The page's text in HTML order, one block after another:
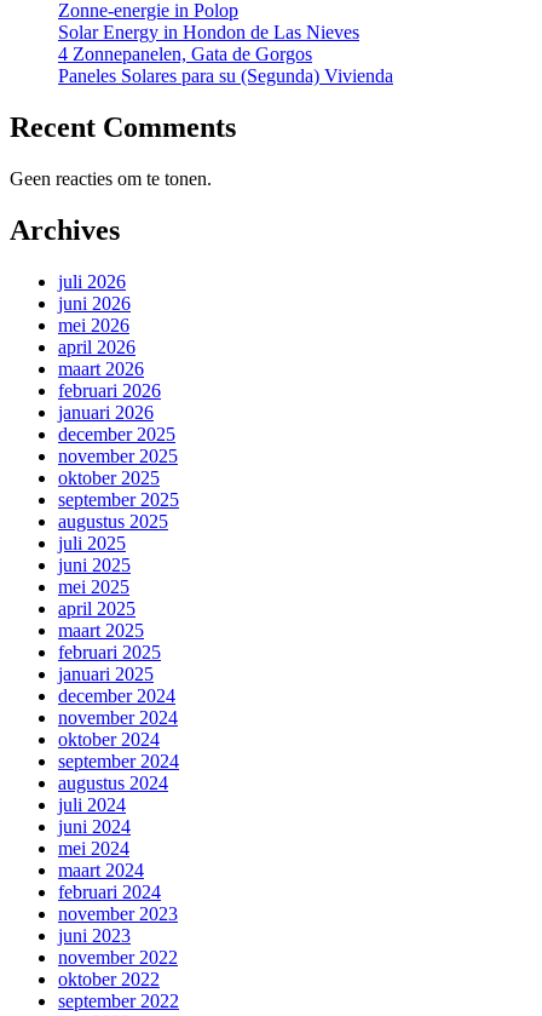
Zonne-energie in Polop
Solar Energy in Hondon de Las Nieves
4 Zonnepanelen, Gata de Gorgos
Paneles Solares para su (Segunda) Vivienda
Recent Comments
Geen reacties om te tonen.
Archives
juli 2026
juni 2026
mei 2026
april 2026
maart 2026
februari 2026
januari 2026
december 2025
november 2025
oktober 2025
september 2025
augustus 2025
juli 2025
juni 2025
mei 2025
april 2025
maart 2025
februari 2025
januari 2025
december 2024
november 2024
oktober 2024
september 2024
augustus 2024
juli 2024
juni 2024
mei 2024
maart 2024
februari 2024
november 2023
juni 2023
november 2022
oktober 2022
september 2022